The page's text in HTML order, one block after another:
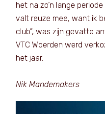
het na zo’n lange
valt reuze mee, want ik
club”, was zijn gevatte
VTC Woerden werd
het jaar.
Nik Mandemakers